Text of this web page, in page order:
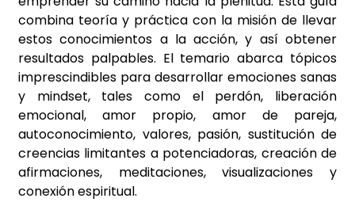
combina teoría y práctica con la misión de llevar
estos conocimientos a la acción, y así obtener
resultados palpables. El temario abarca tópicos
imprescindibles para desarrollar emociones sanas
y mindset, tales como el perdón, liberación
emocional, amor propio, amor de pareja,
autoconocimiento, valores, pasión, sustitución de
creencias limitantes a potenciadoras, creación de
afirmaciones, meditaciones, visualizaciones y
conexión espiritual.